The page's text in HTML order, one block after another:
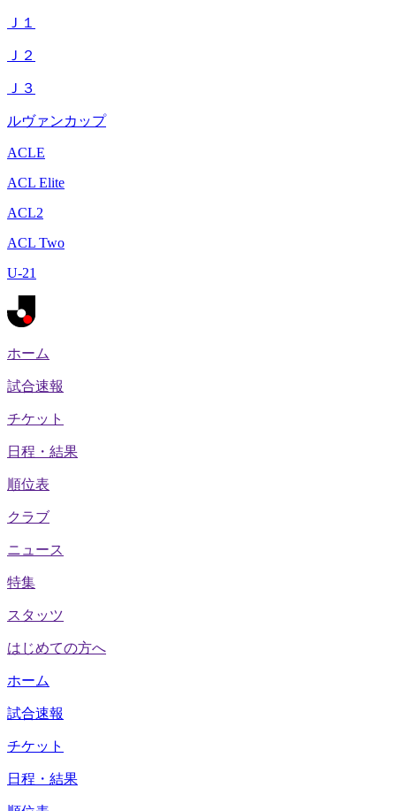
Ｊ１
Ｊ２
Ｊ３
ルヴァンカップ
ACLE
ACL Elite
ACL2
ACL Two
U-21
ホーム
試合速報
チケット
日程・結果
順位表
クラブ
ニュース
特集
スタッツ
はじめての方へ
ホーム
試合速報
チケット
日程・結果